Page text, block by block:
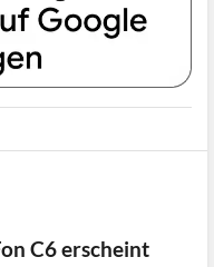
C6 erscheint